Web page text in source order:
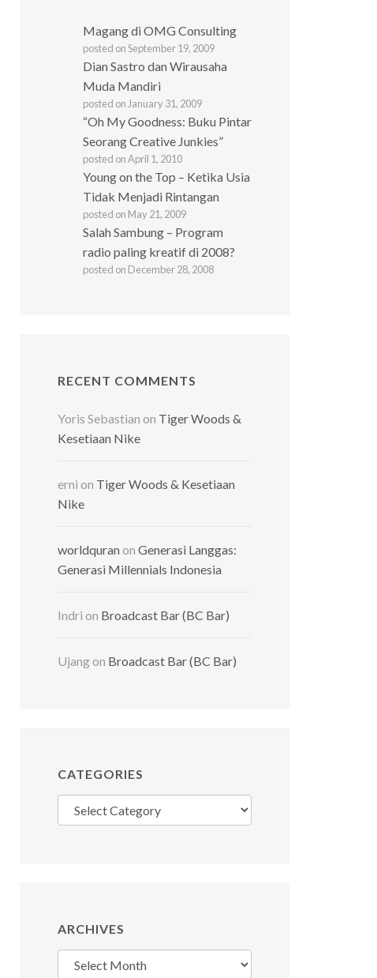
Magang di OMG Consulting
posted on September 19, 2009
Dian Sastro dan Wirausaha
Muda Mandiri
posted on January 31, 2009
“Oh My Goodness: Buku Pintar
Seorang Creative Junkies”
posted on April 1, 2010
Young on the Top – Ketika Usia
Tidak Menjadi Rintangan
posted on May 21, 2009
Salah Sambung – Program
radio paling kreatif di 2008?
posted on December 28, 2008
RECENT COMMENTS
Yoris Sebastian on Tiger Woods &
Kesetiaan Nike
erni on Tiger Woods & Kesetiaan
Nike
worldquran on Generasi Langgas:
Generasi Millennials Indonesia
Indri on Broadcast Bar (BC Bar)
Ujangon Broadcast Bar (BC Bar)
CATEGORIES
ARCHIVES